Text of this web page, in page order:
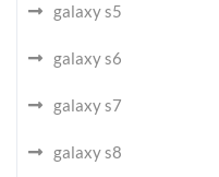
galaxy s5
galaxy s6
galaxy s7
galaxy s8